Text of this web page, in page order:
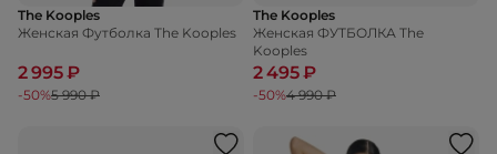
The Kooples
Женская Футболка The Kooples
2 995 ₽
-50%5 990 ₽
The Kooples
Женская ФУТБОЛКА The
Kooples
2 495 ₽
-50%4 990 ₽